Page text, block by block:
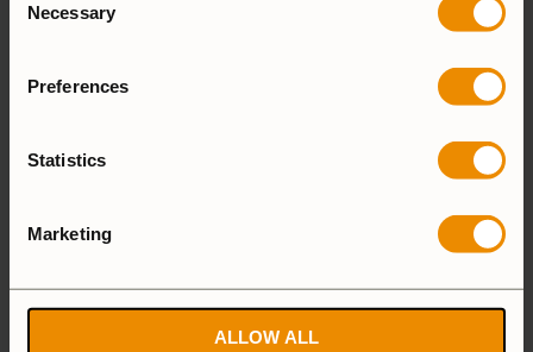
Selection
Necessary
Preferences
Statistics
Marketing
ALLOW ALL
100%
4 stjärnor
0%
2 stjärnor
0%